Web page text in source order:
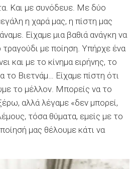
Και με συνόδευε. Με δύο
η χαρά μας, η πίστη μας
Είχαμε μια βαθιά ανάγκη να
με ποίηση. Υπήρχε ένα
και με το κίνημα ειρήνης, το
το Βιετνάμ… Είχαμε πίστη ότι
το μέλλον. Μπορείς να το
αλλά λέγαμε «δεν μπορεί,
τόσα θύματα, εμείς με το
μας θέλουμε κάτι να